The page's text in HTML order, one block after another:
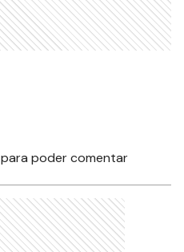
para poder comentar